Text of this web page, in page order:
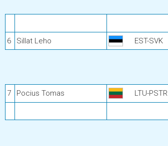
6 Sillat Leho EST-SVK
7
Pocius Tomas LTU-PSTR